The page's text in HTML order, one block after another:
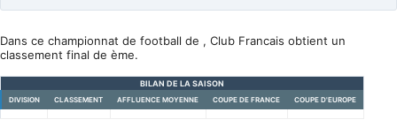
Dans ce championnat de football de , Club Francais obtient un
classement final de ème.
BILAN DE LA SAISON
DIVISION CLASSEMENT AFFLUENCE MOYENNE COUPE DE FRANCE COUPE D'EUROPE